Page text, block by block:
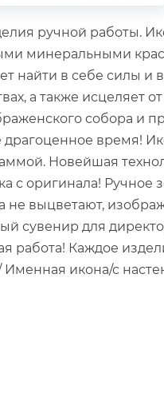
ручной работы.
минеральными
найти в себе силы и
а также исцеляет
собора и
драгоценное время!
Новейшая
с оригинала! Ручное
не выцветают,
сувенир для
работа! Каждое
Именная икона/с